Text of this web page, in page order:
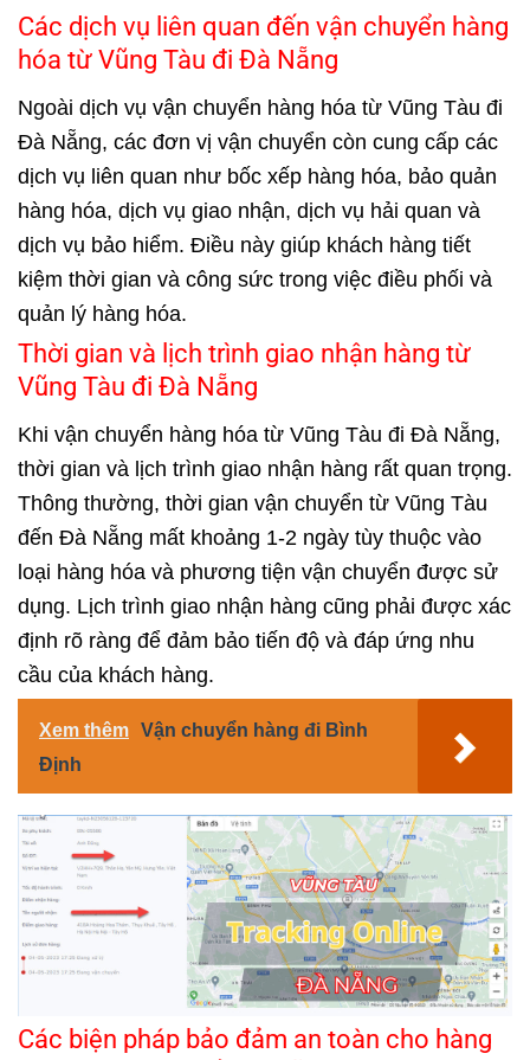
Các dịch vụ liên quan đến vận chuyển hàng
hóa từ Vũng Tàu đi Đà Nẵng
Ngoài dịch vụ vận chuyển hàng hóa từ Vũng Tàu đi
Đà Nẵng, các đơn vị vận chuyển còn cung cấp các
dịch vụ liên quan như bốc xếp hàng hóa, bảo quản
hàng hóa, dịch vụ giao nhận, dịch vụ hải quan và
dịch vụ bảo hiểm. Điều này giúp khách hàng tiết
kiệm thời gian và công sức trong việc điều phối và
quản lý hàng hóa.
Thời gian và lịch trình giao nhận hàng từ
Vũng Tàu đi Đà Nẵng
Khi vận chuyển hàng hóa từ Vũng Tàu đi Đà Nẵng,
thời gian và lịch trình giao nhận hàng rất quan trọng.
Thông thường, thời gian vận chuyển từ Vũng Tàu
đến Đà Nẵng mất khoảng 1-2 ngày tùy thuộc vào
loại hàng hóa và phương tiện vận chuyển được sử
dụng. Lịch trình giao nhận hàng cũng phải được xác
định rõ ràng để đảm bảo tiến độ và đáp ứng nhu
cầu của khách hàng.
Xem thêm Vận chuyển hàng đi Bình
Định
Các biện pháp bảo đảm an toàn cho hàng